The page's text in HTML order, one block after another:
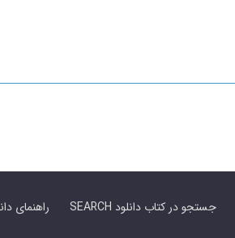
راهنمای SEARCH جستجو در کتاب دانلود